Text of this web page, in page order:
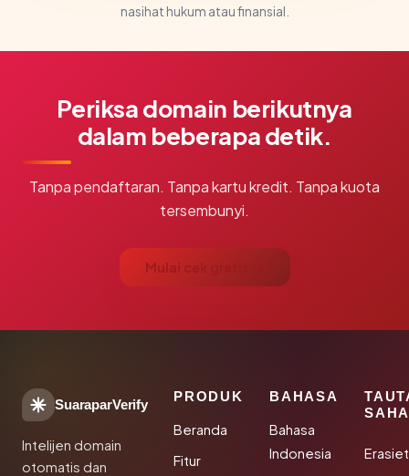
nasihat hukum atau finansial.
Periksa domain berikutnya
dalam beberapa detik.
Tanpa pendaftaran. Tanpa kartu kredit. Tanpa kuota
tersembunyi.
Mulai cek gratis →
SuaraparVerify
Intelijen domain
otomatis dan
PRODUK
Beranda
Fitur
BAHASA
Bahasa
Indonesia